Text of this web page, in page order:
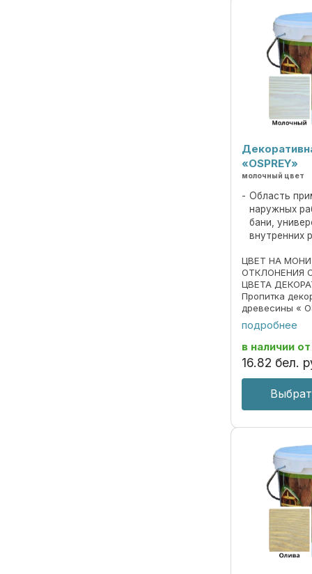
«OSPREY»
молочный цвет
Область
наружных
бани,
внутренних
ЦВЕТ НА
ОТКЛОНЕНИЯ
ЦВЕТА
Пропитка
древесины «
Пропитка
декоративной
подробнее
в наличии от
16.82 бел.